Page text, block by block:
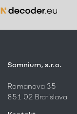
Somnium, s.r.o.
Romanova 35
851 02 Bratislava